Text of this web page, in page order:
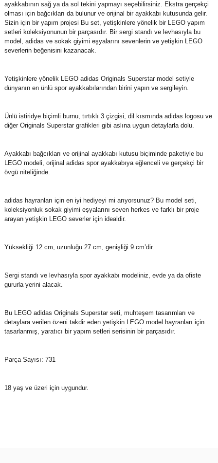
ayakkabının sağ ya da sol tekini yapmayı seçebilirsiniz. Ekstra gerçekçi
olması için bağcıkları da bulunur ve orijinal bir ayakkabı kutusunda gelir.
Sizin için bir yapım projesi Bu set, yetişkinlere yönelik bir LEGO yapım
setleri koleksiyonunun bir parçasıdır. Bir sergi standı ve levhasıyla bu
model, adidas ve sokak giyimi eşyalarını sevenlerin ve yetişkin LEGO
severlerin beğenisini kazanacak.
Yetişkinlere yönelik LEGO adidas Originals Superstar model setiyle
dünyanın en ünlü spor ayakkabılarından birini yapın ve sergileyin.
Ünlü istiridye biçimli burnu, tırtıklı 3 çizgisi, dil kısmında adidas logosu ve
diğer Originals Superstar grafikleri gibi aslına uygun detaylarla dolu.
Ayakkabı bağcıkları ve orijinal ayakkabı kutusu biçiminde paketiyle bu
LEGO modeli, orijinal adidas spor ayakkabıya eğlenceli ve gerçekçi bir
övgü niteliğinde.
adidas hayranları için en iyi hediyeyi mi arıyorsunuz? Bu model seti,
koleksiyonluk sokak giyimi eşyalarını seven herkes ve farklı bir proje
arayan yetişkin LEGO severler için idealdir.
Yüksekliği 12 cm, uzunluğu 27 cm, genişliği 9 cm’dir.
Sergi standı ve levhasıyla spor ayakkabı modeliniz, evde ya da ofiste
gururla yerini alacak.
Bu LEGO adidas Originals Superstar seti, muhteşem tasarımları ve
detaylara verilen özeni takdir eden yetişkin LEGO model hayranları için
tasarlanmış, yaratıcı bir yapım setleri serisinin bir parçasıdır.
Parça Sayısı: 731
18 yaş ve üzeri için uygundur.